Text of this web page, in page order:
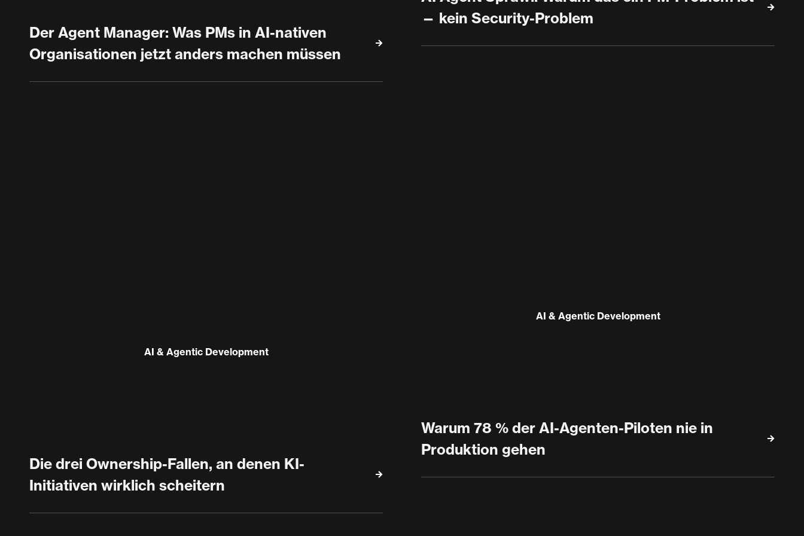
Der Agent Manager: Was PMs in AI-nativen
Organisationen jetzt anders machen müssen
— kein Security-Problem
AI & Agentic Development
Die drei Ownership-Fallen, an denen KI-
Initiativen wirklich scheitern
AI & Agentic Development
Warum 78 % der AI-Agenten-Piloten nie in
Produktion gehen